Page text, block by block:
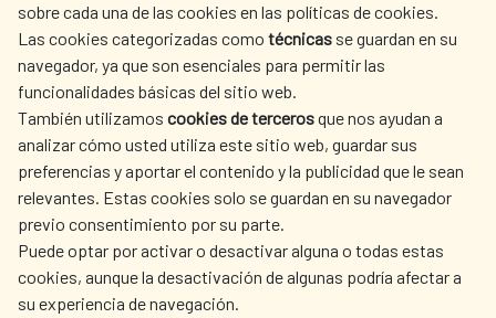
sobre cada una de las cookies en las políticas de cookies.
Las cookies categorizadas como técnicas se guardan en su
navegador, ya que son esenciales para permitir las
funcionalidades básicas del sitio web.
También utilizamos cookies de tercerosque nos ayudan a
analizar cómo usted utiliza este sitio web, guardar sus
preferencias y aportar el contenido y la publicidad que le sean
relevantes. Estas cookies solo se guardan en su navegador
previo consentimiento por su parte.
Puede optar por activar o desactivar alguna o todas estas
cookies, aunque la desactivación de algunas podría afectar a
su experiencia de navegación.
AECID
WHERE DO WE COOPERATE?
SPANISH HUMANITARIAN
ACTION
PRESS ROOM
CULTURE AND SCIENCE LIBRARY
OUR SOCIAL MEDIA